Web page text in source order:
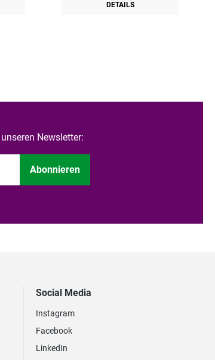
DETAILS
Newsletter:
Abonnieren
Social Media
Instagram
Facebook
LinkedIn